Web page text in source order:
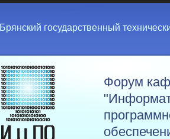
Брянский государственный
Форум